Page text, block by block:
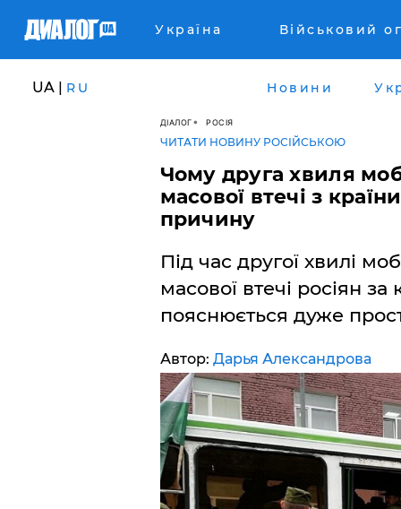
Україна Військовий
UA | RU Новини
ДІАЛОГ РОСІЯ
ЧИТАТИ НОВИНУ РОСІЙСЬКОЮ
Чому друга хвиля
масової втечі з
причину
Під час другої хвилі
масової втечі росіян
пояснюється дуже
Автор: Дарья Александрова